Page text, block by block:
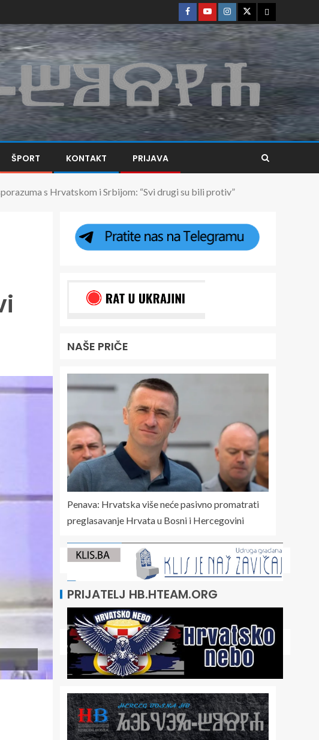
ŠPORT KONTAKT PRIJAVA
s Hrvatskom i Srbijom: “Svi drugi su bili protiv”
NAŠE PRIČE
Penava: Hrvatska više neće pasivno promatrati
preglasavanje Hrvata u Bosni i Hercegovini
PRIJATELJ HB.HTEAM.ORG